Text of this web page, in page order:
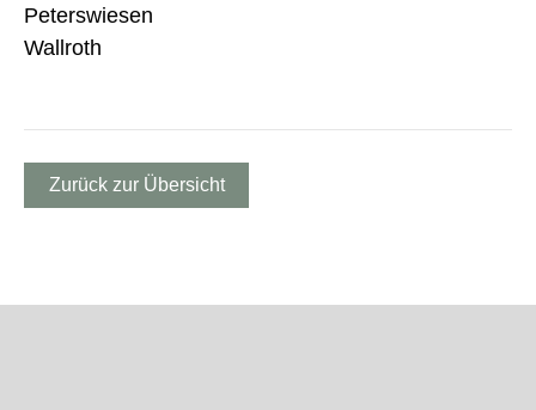
Peterswiesen
Wallroth
Zurück zur Übersicht